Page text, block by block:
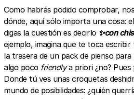
Como habrás podido comprobar,
dónde, aquí sólo importa una cosa:
digas la cuestión es decirlo ✨con
ejemplo, imagina que te toca
la trasera de un pack de pienso
algo poco friendlya priori ¿no? Pues
Donde tú ves unas croquetas
mundo de posibilidades: ¿quién